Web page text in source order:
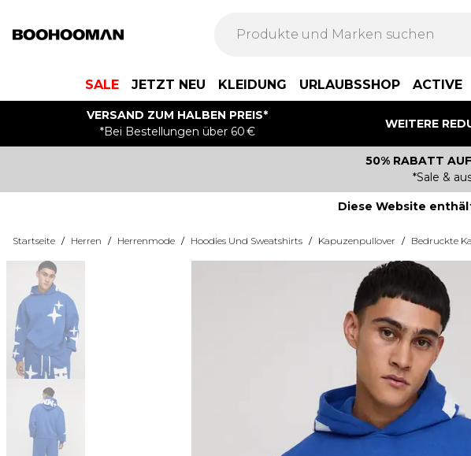
SALE JETZT NEU KLEIDUNG URLAUBSSHOP ACTIVE
VERSAND ZUM HALBEN PREIS*
*Bei Bestellungen über 60 €
WEITERE
50% RABATT
*Sale &
Diese Website
Startseite / Herren / Herrenmode / Hoodies Und Sweatshirts / Kapuzenpullover / Bedruckte